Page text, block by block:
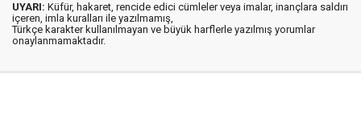
UYARI: Küfür, hakaret, rencide edici cümleler veya imalar, inançlara saldırı
içeren, imla kuralları ile yazılmamış,
Türkçe karakter kullanılmayan ve büyük harflerle yazılmış yorumlar
onaylanmamaktadır.